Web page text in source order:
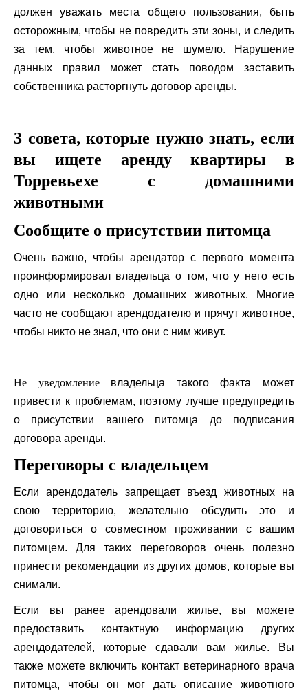
должен уважать места общего пользования, быть
осторожным, чтобы не повредить эти зоны, и следить
за тем, чтобы животное не шумело. Нарушение
данных правил может стать поводом заставить
собственника расторгнуть договор аренды.
3 совета, которые нужно знать, если
вы ищете аренду квартиры в
Торревьехе с домашними
животными
Сообщите о присутствии питомца
Очень важно, чтобы арендатор с первого момента
проинформировал владельца о том, что у него есть
одно или несколько домашних животных. Многие
часто не сообщают арендодателю и прячут животное,
чтобы никто не знал, что они с ним живут.
Не уведомлениевладельца такого факта может
привести к проблемам, поэтому лучше предупредить
о присутствии вашего питомца до подписания
договора аренды.
Переговоры с владельцем
Если арендодатель запрещает въезд животных на
свою территорию, желательно обсудить это и
договориться о совместном проживании с вашим
питомцем. Для таких переговоров очень полезно
принести рекомендации из других домов, которые вы
снимали.
Если вы ранее арендовали жилье, вы можете
предоставить контактную информацию других
арендодателей, которые сдавали вам жилье. Вы
также можете включить контакт ветеринарного врача
питомца, чтобы он мог дать описание животного